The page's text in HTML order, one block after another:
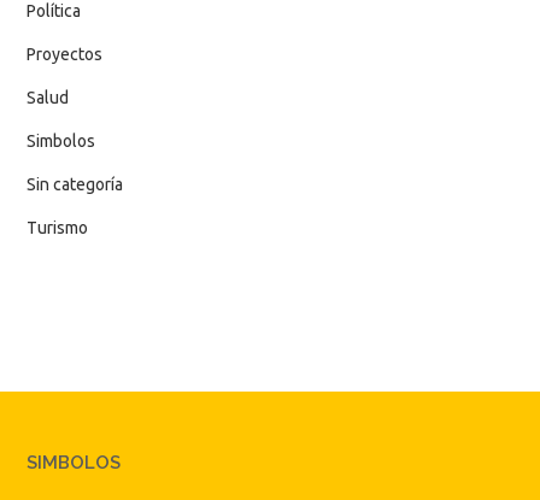
Política
Proyectos
Salud
Simbolos
Sin categoría
Turismo
SIMBOLOS